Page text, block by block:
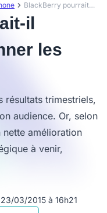
BlackBerry pourrait-il vraiment abandonner les smartphones ?
il
les
résultats trimestriels,
audience. Or, selon
nette amélioration
à venir,
03/2015 à 16h21